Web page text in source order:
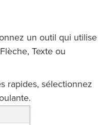
un outil qui utilise
Texte ou
rapides, sélectionnez